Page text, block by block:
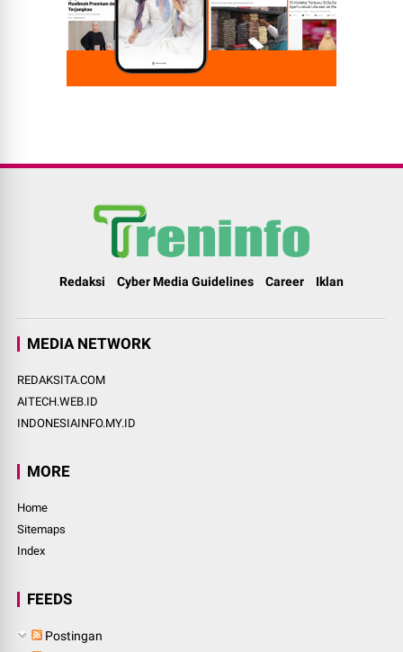
Redaksi Cyber Media Guidelines Career Iklan
MEDIA NETWORK
REDAKSITA.COM
AITECH.WEB.ID
INDONESIAINFO.MY.ID
MORE
Home
Sitemaps
Index
FEEDS
Postingan